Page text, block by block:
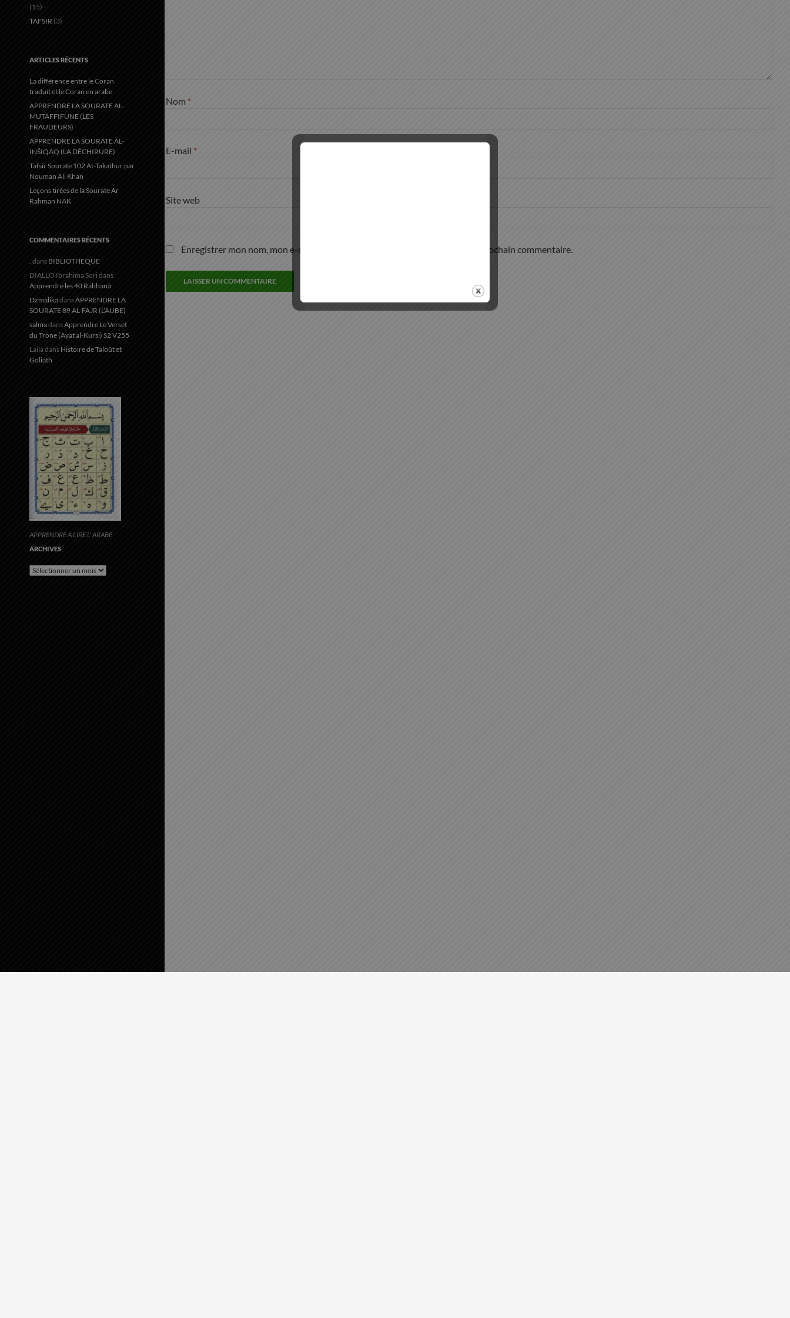
Nom *
E-mail *
Site web
Enregistrer mon nom, mon e-mail et mon site dans le navigateur pour mon prochain commentaire.
(15)
TAFSIR (3)
ARTICLES RÉCENTS
La différence entre le Coran
traduit et le Coran en arabe
APPRENDRE LA SOURATE AL-
MUTAFFIFUNE (LES
FRAUDEURS)
APPRENDRE LA SOURATE AL-
INŠIQĀQ (LA DÉCHIRURE)
Tafsir Sourate 102 At-Takathur par
Nouman Ali Khan
Leçons tirées de la Sourate Ar
Rahman NAK
COMMENTAIRES RÉCENTS
dans BIBLIOTHEQUE
DIALLO Ibrahima Sori dans
Apprendre les 40 Rabbanâ
DzmalikadansAPPRENDRE LA
SOURATE 89 AL-FAJR (L’AUBE)
salmadansApprendre Le Verset
du Trone (Ayat al-Kursi) S2 V255
Lailadans Histoire de Taloût et
Goliath
APPRENDRE A LIRE L' ARABE
ARCHIVES
Archives